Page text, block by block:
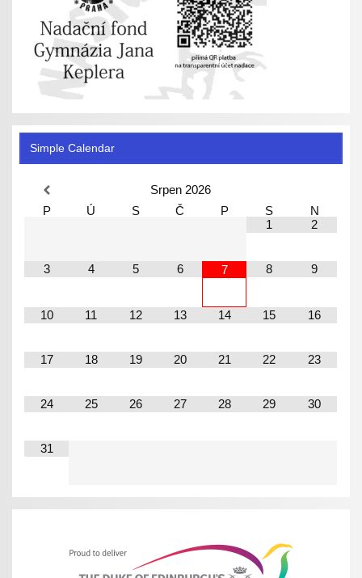
Simple Calendar
Srpen 2026
P
Ú S Č P S
N
1
2
3 4 5 6 7 8 9
10 11 12 13 14 15 16
17 18 19 20 21 22 23
24 25 26 27 28 29 30
31